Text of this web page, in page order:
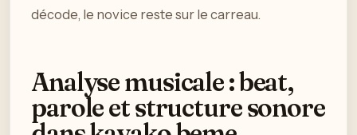
décode, le novice reste sur le carreau.
Analyse musicale : beat,
parole et structure sonore